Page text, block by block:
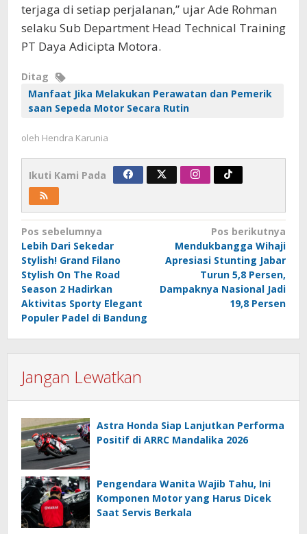
terjaga di setiap perjalanan,” ujar Ade Rohman
selaku Sub Department Head Technical Training
PT Daya Adicipta Motora.
Ditag
Manfaat Jika Melakukan Perawatan dan Pemerik
saan Sepeda Motor Secara Rutin
oleh Hendra Karunia
Ikuti Kami Pada
Navigasi
pos
Pos sebelumnya
Lebih Dari Sekedar
Stylish! Grand Filano
Stylish On The Road
Season 2 Hadirkan
Aktivitas Sporty Elegant
Populer Padel di Bandung
Pos berikutnya
Mendukbangga Wihaji
Apresiasi Stunting Jabar
Turun 5,8 Persen,
Dampaknya Nasional Jadi
19,8 Persen
Jangan Lewatkan
Astra Honda Siap Lanjutkan Performa
Positif di ARRC Mandalika 2026
Pengendara Wanita Wajib Tahu, Ini
Komponen Motor yang Harus Dicek
Saat Servis Berkala